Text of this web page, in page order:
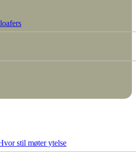
stil møter ytelse